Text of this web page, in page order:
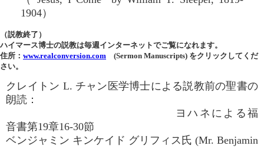
1904）
（説教終了）
ハイマース博士の説教は毎週インターネットでご覧になれます。
住所： www.realconversion.com (Sermon Manuscripts) をクリックしてくだ
さい。
クレイトン L. チャン医学博士による説教前の聖書の
朗読：
ヨハネによる福
音書第19章16-30節
ベンジャミン キンケイド グリフィス氏 (Mr. Benjamin